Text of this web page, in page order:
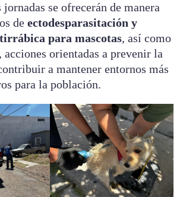
se ofrecerán de manera
de ectodesparasitación y
para mascotas, así como
, acciones orientadas a prevenir la
a mantener entornos más
para la población.